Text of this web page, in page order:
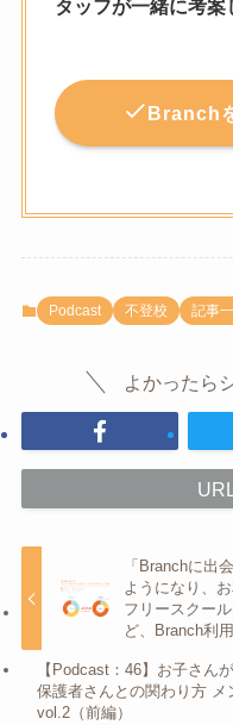
タッフが一緒に考案
Branch
Podcast 不登校 記事
よかったら
「Branchに出
ようになり、
フリースクー
ど、Branch利
【Podcast：46】お子さん
保護者さんとの関わり方
vol.2（前編）